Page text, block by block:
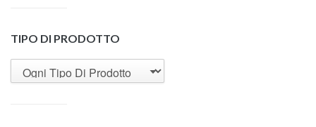
TIPO DI PRODOTTO